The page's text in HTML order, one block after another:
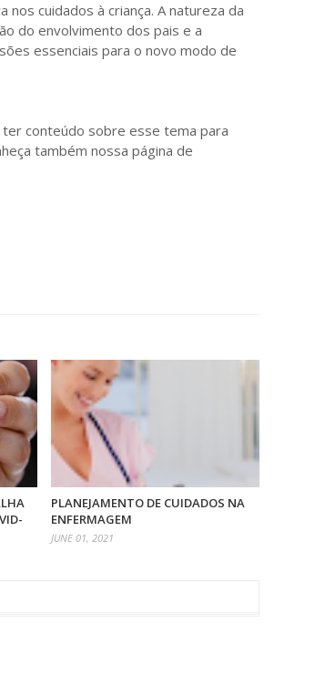
cuidados à criança. A natureza da
do envolvimento dos pais e a
essenciais para o novo modo de
ter conteúdo sobre esse tema para
também nossa página de
PLANEJAMENTO DE CUIDADOS NA
ENFERMAGEM
JUNE 01, 2021